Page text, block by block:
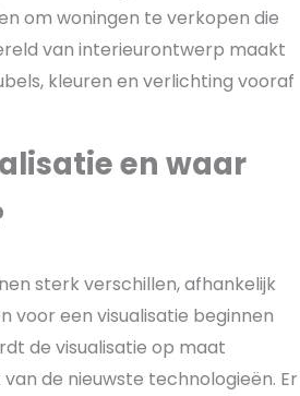
om woningen te verkopen die
van interieurontwerp maakt
kleuren en verlichting vooraf
en waar
sterk verschillen, afhankelijk
voor een visualisatie beginnen
de visualisatie op maat
de nieuwste technologieën. Er